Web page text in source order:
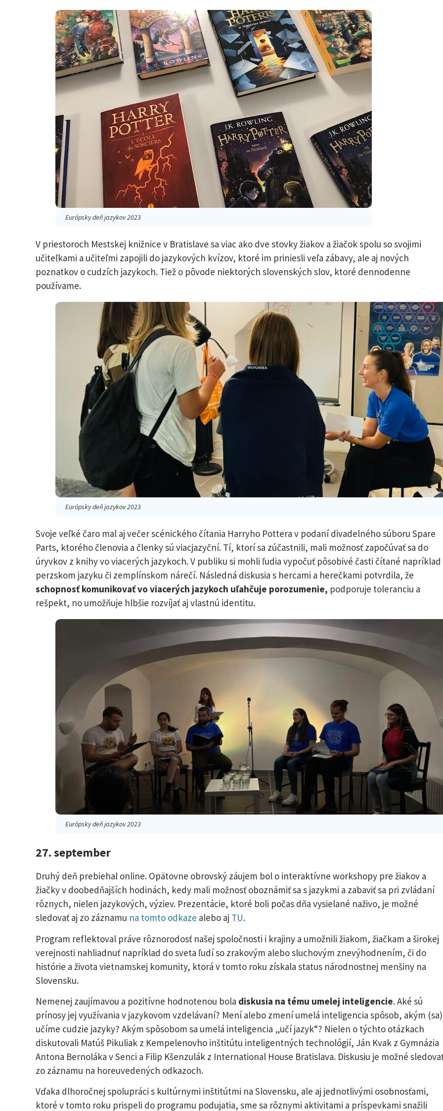
Európsky deň jazykov 2023
V priestoroch Mestskej knižnice v Bratislave sa viac ako dve stovky žiakov a žiačok spolu so svojimi
učiteľkami a učiteľmi zapojili do jazykových kvízov, ktoré im priniesli veľa zábavy, ale aj nových
poznatkov o cudzích jazykoch. Tiež o pôvode niektorých slovenských slov, ktoré dennodenne
používame.
Európsky deň jazykov 2023
Svoje veľké čaro mal aj večer scénického čítania Harryho Pottera v podaní divadelného súboru Spare
Parts, ktorého členovia a členky sú viacjazyční. Tí, ktorí sa zúčastnili, mali možnosť započúvať sa do
úryvkov z knihy vo viacerých jazykoch. V publiku si mohli ľudia vypočuť pôsobivé časti čítané napríklad
perzskom jazyku či zemplínskom nárečí. Následná diskusia s hercami a herečkami potvrdila, že
schopnosť komunikovať vo viacerých jazykoch uľahčuje porozumenie, podporuje toleranciu a
rešpekt, no umožňuje hlbšie rozvíjať aj vlastnú identitu.
Európsky deň jazykov 2023
27. september
Druhý deň prebiehal online. Opätovne obrovský záujem bol o interaktívne workshopy pre žiakov a
žiačky v doobedňajších hodinách, kedy mali možnosť oboznámiť sa s jazykmi a zabaviť sa pri zvládaní
rôznych, nielen jazykových, výziev. Prezentácie, ktoré boli počas dňa vysielané naživo, je možné
sledovať aj zo záznamu na tomto odkaze alebo aj TU.
Program reflektoval práve rôznorodosť našej spoločnosti i krajiny a umožnili žiakom, žiačkam a širokej
verejnosti nahliadnuť napríklad do sveta ľudí so zrakovým alebo sluchovým znevýhodnením, či do
histórie a života vietnamskej komunity, ktorá v tomto roku získala status národnostnej menšiny na
Slovensku.
Nemenej zaujímavou a pozitívne hodnotenou bola diskusia na tému umelej inteligencie. Aké sú
prínosy jej využívania v jazykovom vzdelávaní? Mení alebo zmení umelá inteligencia spôsob, akým (sa)
učíme cudzie jazyky? Akým spôsobom sa umelá inteligencia „učí jazyk“? Nielen o týchto otázkach
diskutovali Matúš Pikuliak z Kempelenovho inštitútu inteligentných technológií, Ján Kvak z Gymnázia
Antona Bernoláka v Senci a Filip Kšenzulák z International House Bratislava. Diskusiu je možné
zo záznamu na horeuvedených odkazoch.
Vďaka dlhoročnej spolupráci s kultúrnymi inštitútmi na Slovensku, ale aj jednotlivými osobnosťami,
ktoré v tomto roku prispeli do programu podujatia, sme sa rôznymi aktivitami a príspevkami snažili